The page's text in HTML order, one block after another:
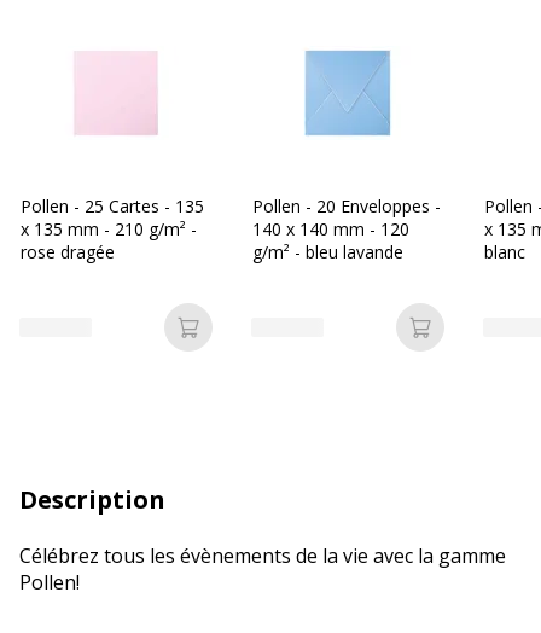
Pollen - 25 Cartes - 135
x 135 mm - 210 g/m² -
rose dragée
Ajouter au panier
Pollen - 20 Enveloppes -
140 x 140 mm - 120
g/m² - bleu lavande
Ajouter au
Pollen
x 135
blanc
Description
Célébrez tous les évènements de la vie avec la gamme
Pollen!